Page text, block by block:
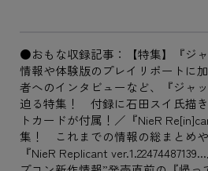
●おもな収録記事：【特集】『ジ
情報や体験版のプレイリポートに
者へのインタビューなど、『ジャ
迫る特集！ 付録に石田スイ氏描
トカードが付属！／『NieR
集！ これまでの情報の総まとめや
『NieR Replicant